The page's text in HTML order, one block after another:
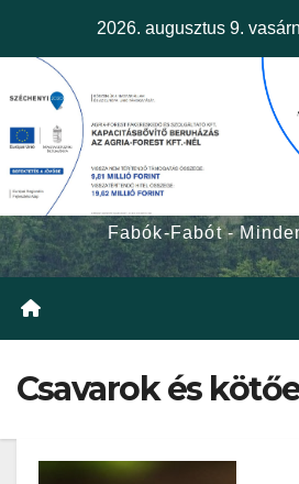
2026. augusztus 9.
Fabók-Fabót -
Csavarok és